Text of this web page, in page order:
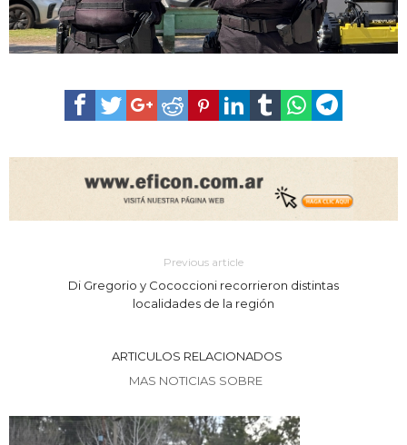
Previous article
Di Gregorio y Cococcioni recorrieron distintas
localidades de la región
ARTICULOS RELACIONADOS
MAS NOTICIAS SOBRE